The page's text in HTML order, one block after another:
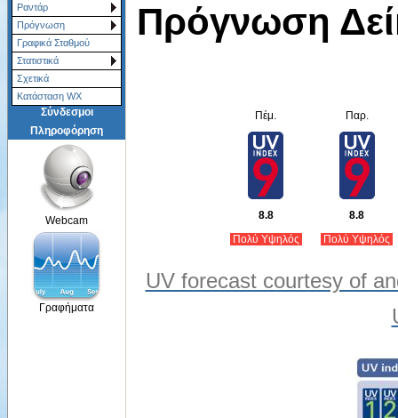
Ραντάρ
Πρόγνωση
Γραφικά Σταθμού
Στατιστικά
Σχετικά
Κατάσταση WX
Σύνδεσμοι
Πληροφόρηση
Webcam
Γραφήματα
Πρόγνωση
Πέμ. Παρ.
8.8
8.8
Πολύ Υψηλός
Πολύ Υψηλός
UV forecast courtesy of